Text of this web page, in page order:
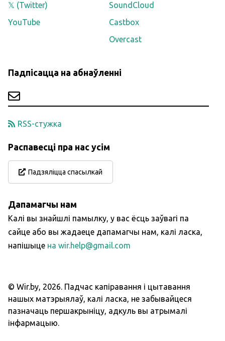
𝕏 (Twitter)
YouTube
SoundCloud
Castbox
Overcast
Падпісацца на абнаўленні
RSS-стужка
Распавесці пра нас усім
Падзяліцца спасылкай
Дапамагчы нам
Калі вы знайшлі памылку, у вас ёсць заўвагі па
сайце або вы жадаеце дапамагчы нам, калі ласка,
напішыце на wir.help@gmail.com
© Wir.by, 2026. Падчас капіравання і цытавання
нашых матэрыялаў, калі ласка, не забывайцеся
пазначаць першакрыніцу, адкуль вы атрымалі
інфармацыю.